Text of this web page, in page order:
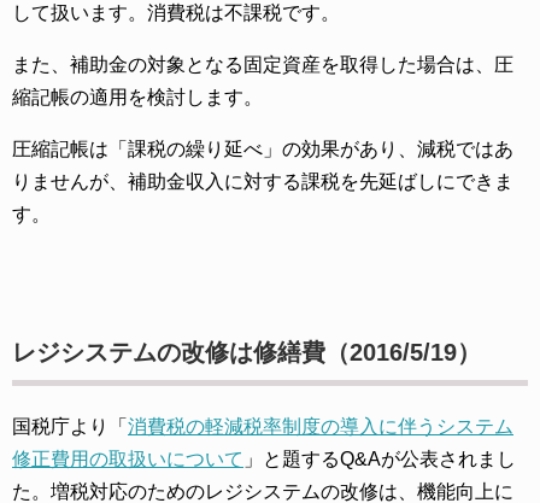
して扱います。消費税は不課税です。
また、補助金の対象となる固定資産を取得した場合は、圧
縮記帳の適用を検討します。
圧縮記帳は「課税の繰り延べ」の効果があり、減税ではあ
りませんが、補助金収入に対する課税を先延ばしにできま
す。
レジシステムの改修は修繕費（2016/5/19）
国税庁より「 消費税の軽減税率制度の導入に伴うシステム
修正費用の取扱いについて 」と題するQ&Aが公表されまし
た。増税対応のためのレジシステムの改修は、機能向上に